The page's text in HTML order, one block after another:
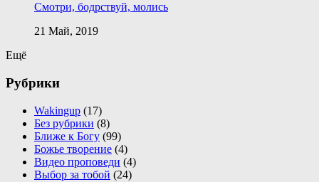
Смотри, бодрствуй, молись
21 Май, 2019
Ещё
Рубрики
Wakingup (17)
Без рубрики (8)
Ближе к Богу (99)
Божье творение (4)
Видео проповеди (4)
Выбор за тобой (24)